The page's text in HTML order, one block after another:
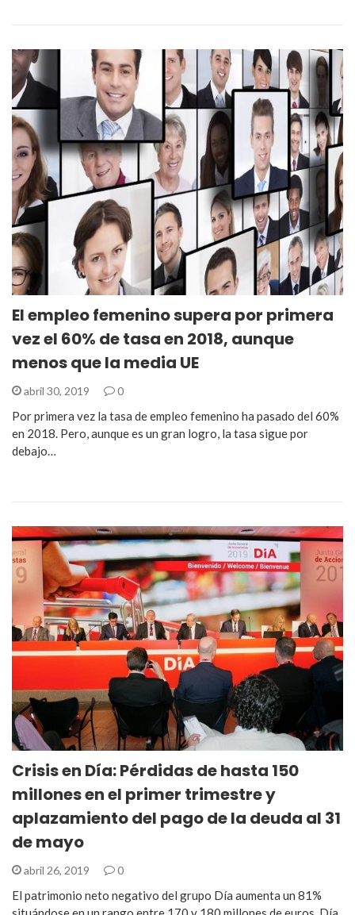
El empleo femenino supera por primera
vez el 60% de tasa en 2018, aunque
menos que la media UE
abril 30, 2019 0
Por primera vez la tasa de empleo femenino ha pasado del 60%
en 2018. Pero, aunque es un gran logro, la tasa sigue por
debajo…
Crisis en Día: Pérdidas de hasta 150
millones en el primer trimestre y
aplazamiento del pago de la deuda al 31
de mayo
abril 26, 2019 0
El patrimonio neto negativo del grupo Día aumenta un 81%